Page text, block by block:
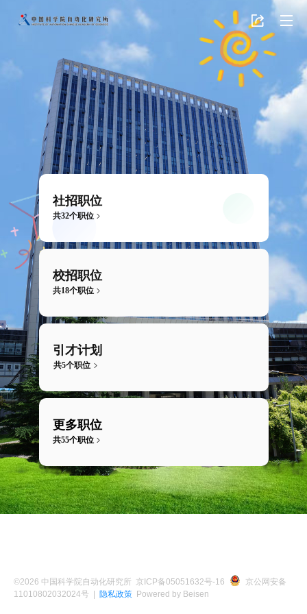
社招职位
共32个职位
校招职位
共18个职位
引才计划
共5个职位
更多职位
共55个职位
©2026 中国科学院自动化研究所 京ICP备05051632号-16
京公网安备
11010802032024号
隐私政策 Powered by Beisen